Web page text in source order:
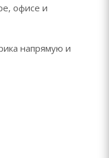
офисе и
напрямую и